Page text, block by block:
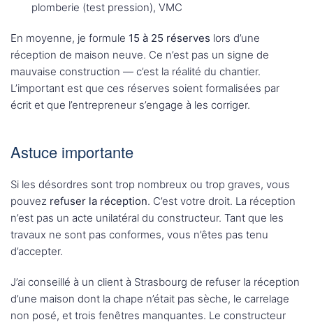
plomberie (test pression), VMC
En moyenne, je formule 15 à 25 réserves lors d’une
réception de maison neuve. Ce n’est pas un signe de
mauvaise construction — c’est la réalité du chantier.
L’important est que ces réserves soient formalisées par
écrit et que l’entrepreneur s’engage à les corriger.
Astuce importante
Si les désordres sont trop nombreux ou trop graves, vous
pouvez refuser la réception. C’est votre droit. La réception
n’est pas un acte unilatéral du constructeur. Tant que les
travaux ne sont pas conformes, vous n’êtes pas tenu
d’accepter.
J’ai conseillé à un client à Strasbourg de refuser la réception
d’une maison dont la chape n’était pas sèche, le carrelage
non posé, et trois fenêtres manquantes. Le constructeur